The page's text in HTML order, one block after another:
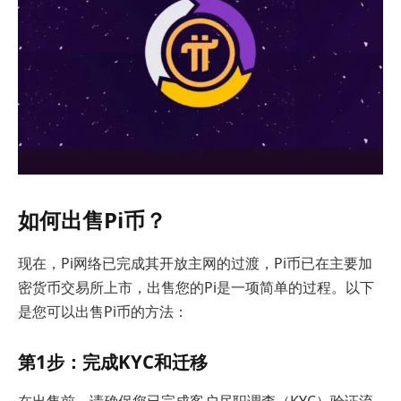
如何出售Pi币？
现在，Pi网络已完成其开放主网的过渡，Pi币已在主要加
密货币交易所上市，出售您的Pi是一项简单的过程。以下
是您可以出售Pi币的方法：
第1步：完成KYC和迁移